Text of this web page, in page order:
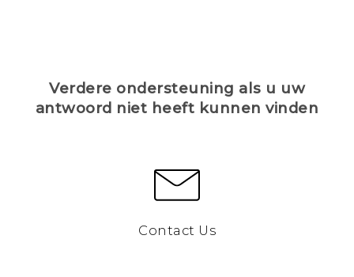
Verdere ondersteuning als u uw
antwoord niet heeft kunnen vinden
Contact Us